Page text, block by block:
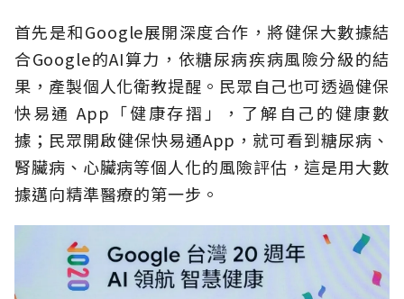
首先是和Google展開深度合作，將健保大數據結
合Google的AI算力，依糖尿病疾病風險分級的結
果，產製個人化衛教提醒。民眾自己也可透過健保
快易通 App「健康存摺」，了解自己的健康數
據；民眾開啟健保快易通App，就可看到糖尿病、
腎臟病、心臟病等個人化的風險評估，這是用大數
據邁向精準醫療的第一步。